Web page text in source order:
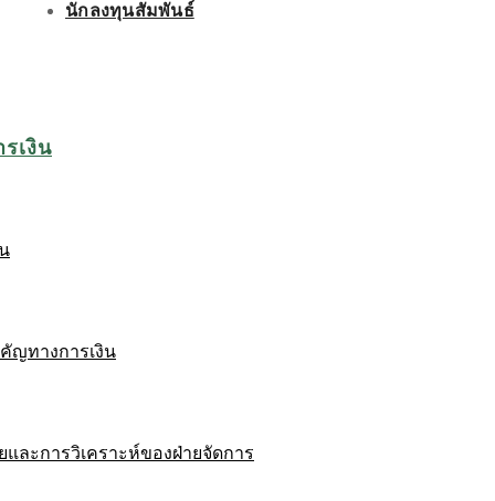
นักลงทุนสัมพันธ์
เงิน
ญทางการเงิน
และการวิเคราะห์ของฝ่ายจัดการ